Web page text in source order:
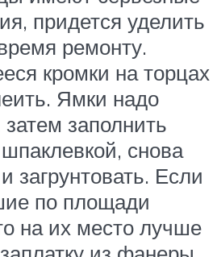
придется уделить
ремонту.
кромки на торцах
Ямки надо
заполнить
снова
загрунтовать. Если
по площади
на их место лучше